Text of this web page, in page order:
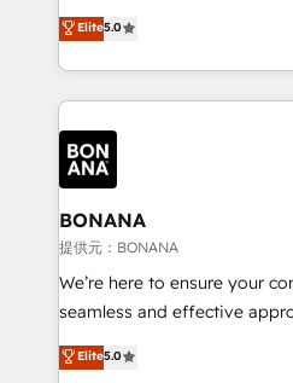
customer service. It's time
to create great customer
happen.
clients have the same needs,
bespoke approach for every
business growth strategies,
set-up, Migrations,
Sales Hub, Marketing Hub,
Ops Hub Software, inbound
content strategies, branding,
bespoke web apps and
websites. Experienced in
Manufacturers, Fintech,
SaaS industries.
Elite5.0
BONANA
提供元：BONANA
We’re here to ensure your
seamless and effective
team that has 10+ years of
we have a deep
Elite5.0